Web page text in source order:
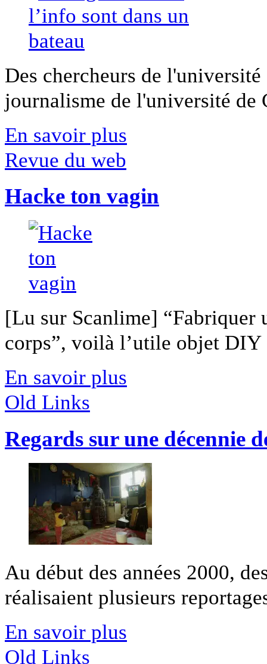
Des chercheurs de
journalisme de l'université
En savoir plus
Revue du web
Hacke ton vagin
[Lu sur Scanlime] “Fabriquer
corps”, voilà l’utile objet
En savoir plus
Old Links
Regards sur une décennie
Au début des années 2000,
réalisaient plusieurs
En savoir plus
Old Links